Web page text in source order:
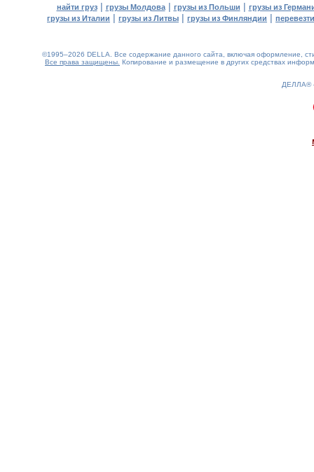
найти груз| грузы Молдова| грузы из Польши | грузы из
грузы из Италии | грузы из Литвы | грузы из Финляндии |
©1995–2026 DELLA. Все содержание данного сайта, включая оформление,
Все права защищены. Копирование и размещение в других средствах